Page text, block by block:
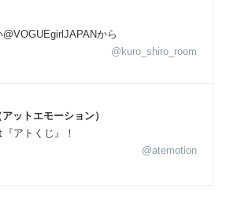
@VOGUEgirlJAPANから
@kuro_shiro_room
ットエモーション）
アトくじ』！
@atemotion